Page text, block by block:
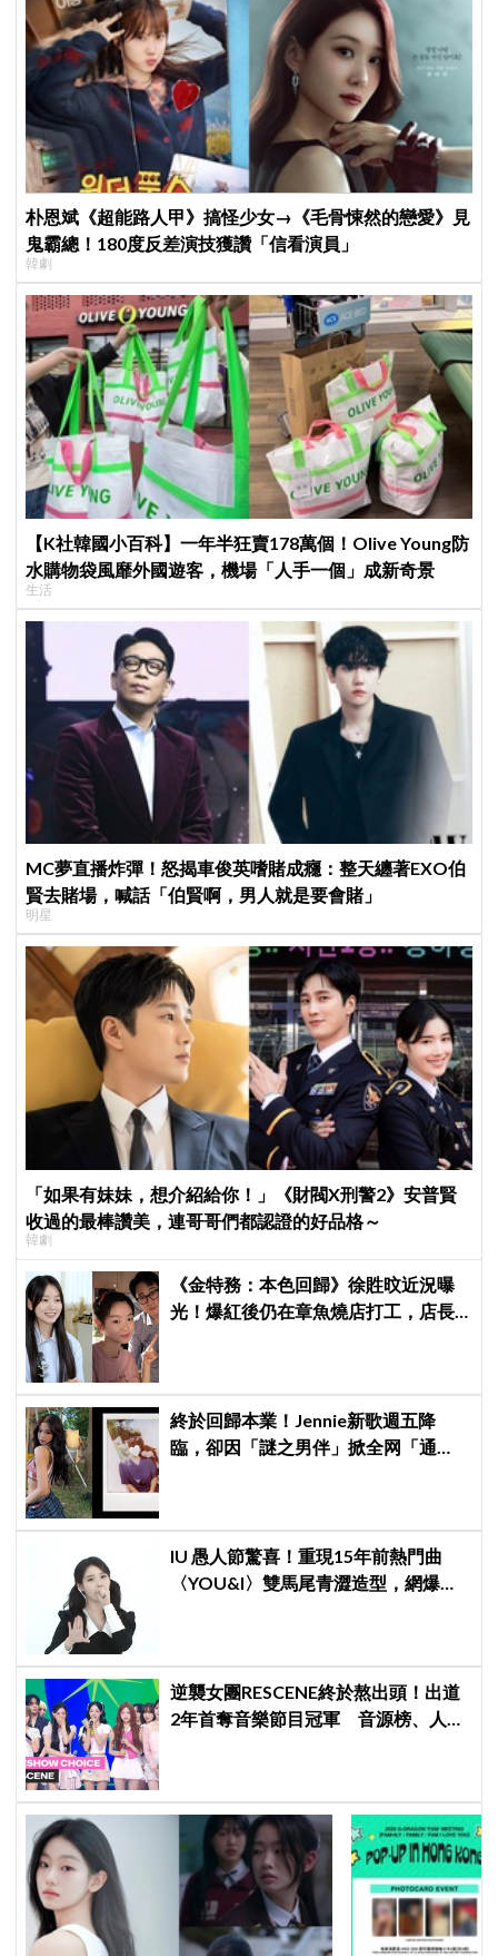
朴恩斌《超能路人甲》搞怪少女→《毛骨悚然的戀愛》見
鬼霸總！180度反差演技獲讚「信看演員」
韓劇
【K社韓國小百科】一年半狂賣178萬個！Olive Young防
水購物袋風靡外國遊客，機場「人手一個」成新奇景
生活
MC夢直播炸彈！怒揭車俊英嗜賭成癮：整天纏著EXO伯
賢去賭場，喊話「伯賢啊，男人就是要會賭」
明星
「如果有妹妹，想介紹給你！」《財閥X刑警2》安普賢
收過的最棒讚美，連哥哥們都認證的好品格～
韓劇
《金特務：本色回歸》徐貹旼近況曝
光！爆紅後仍在章魚燒店打工，店長
終於回歸本業！Jennie新歌週五降
臨，卻因「謎之男伴」掀全网「通
IU 愚人節驚喜！重現15年前熱門曲
〈YOU&I〉雙馬尾青澀造型，網爆
逆襲女團RESCENE終於熬出頭！出道
2年首奪音樂節目冠軍 音源榜、人氣